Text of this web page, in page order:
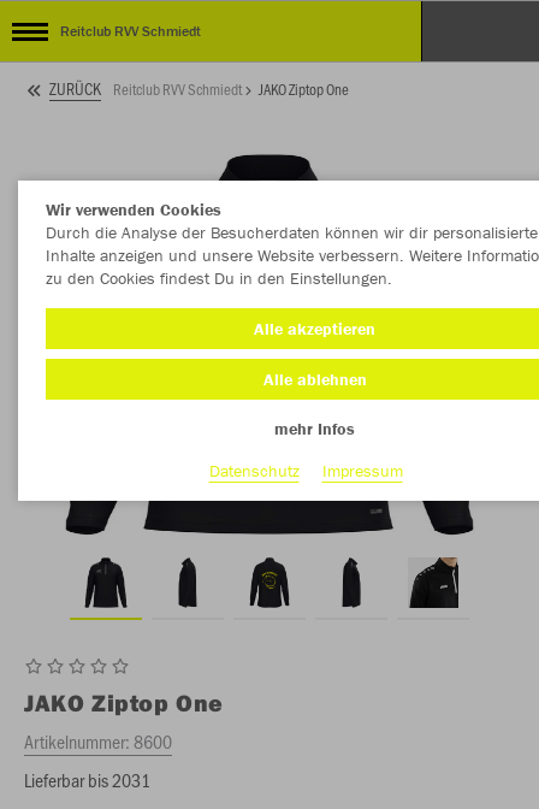
Reitclub RVV Schmiedt
ZURÜCK Reitclub RVV Schmiedt JAKO Ziptop One
JAKO Ziptop One
Artikelnummer:8600
Lieferbar bis 2031
Wir verwenden Cookies
Durch die Analyse der Besucherdaten können wir dir personalisierte
Inhalte anzeigen und unsere Website verbessern. Weitere
zu den Cookies findest Du in den Einstellungen.
Alle akzeptieren
Alle ablehnen
mehr Infos
Datenschutz
Impressum